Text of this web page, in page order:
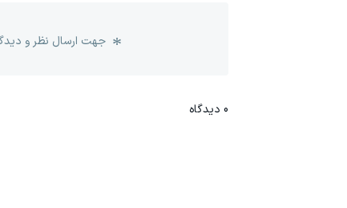
جهت ارسال نظر و
0 دیدگاه